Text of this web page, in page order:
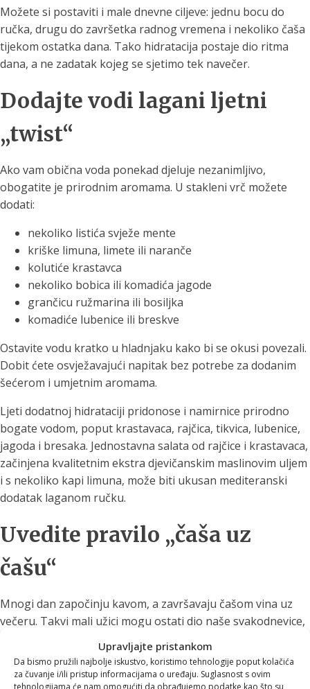
Upravljajte pristankom
Da bismo pružili najbolje iskustvo, koristimo tehnologije poput kolačića
za čuvanje i/ili pristup informacijama o uređaju. Suglasnost s ovim
tehnologijama će nam omogućiti da obrađujemo podatke kao što su
Možete si postaviti i male dnevne ciljeve: jednu bocu do
ručka, drugu do završetka radnog vremena i nekoliko čaša
tijekom ostatka dana. Tako hidratacija postaje dio ritma
dana, a ne zadatak kojeg se sjetimo tek navečer.
Dodajte vodi lagani ljetni
„twist“
Ako vam obična voda ponekad djeluje nezanimljivo,
obogatite je prirodnim aromama. U stakleni vrč možete
dodati:
nekoliko listića svježe mente
kriške limuna, limete ili naranče
kolutiće krastavca
nekoliko bobica ili komadića jagode
grančicu ružmarina ili bosiljka
komadiće lubenice ili breskve
Ostavite vodu kratko u hladnjaku kako bi se okusi povezali.
Dobit ćete osvježavajući napitak bez potrebe za dodanim
šećerom i umjetnim aromama.
Ljeti dodatnoj hidrataciji pridonose i namirnice prirodno
bogate vodom, poput krastavaca, rajčica, tikvica, lubenice,
jagoda i bresaka. Jednostavna salata od rajčice i krastavaca,
začinjena kvalitetnim ekstra djevičanskim maslinovim uljem
i s nekoliko kapi limuna, može biti ukusan mediteranski
dodatak laganom ručku.
Uvedite pravilo „čaša uz
čašu“
Mnogi dan započinju kavom, a završavaju čašom vina uz
večeru. Takvi mali užici mogu ostati dio naše svakodnevice,
šalicu kave ili čašu alkoholnog pića popijte i veliku čašu
vode.